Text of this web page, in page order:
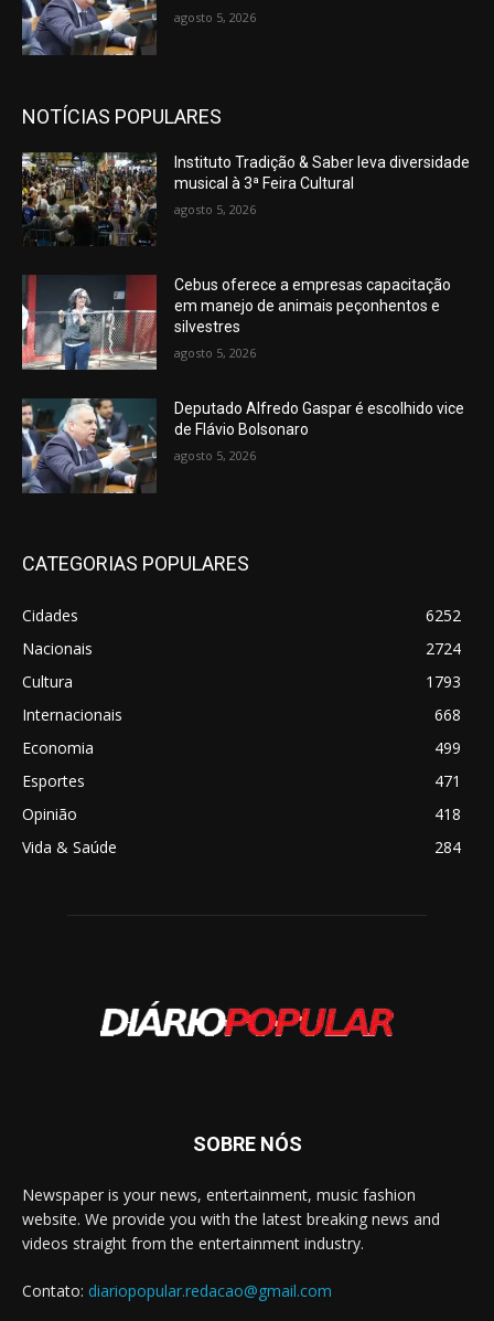
agosto 5, 2026
NOTÍCIAS POPULARES
Instituto Tradição & Saber leva diversidade
musical à 3ª Feira Cultural
agosto 5, 2026
Cebus oferece a empresas capacitação
em manejo de animais peçonhentos e
silvestres
agosto 5, 2026
Deputado Alfredo Gaspar é escolhido vice
de Flávio Bolsonaro
agosto 5, 2026
CATEGORIAS POPULARES
Cidades
6252
Nacionais
2724
Cultura
1793
Internacionais
668
Economia
499
Esportes
471
Opinião
418
Vida & Saúde
284
SOBRE NÓS
Newspaper is your news, entertainment, music fashion
website. We provide you with the latest breaking news and
videos straight from the entertainment industry.
Contato: diariopopular.redacao@gmail.com